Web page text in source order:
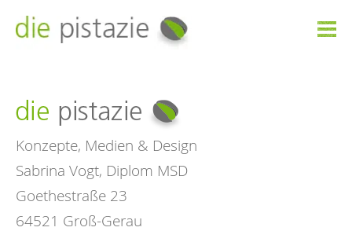

Konzepte, Medien & Design
Sabrina Vogt, Diplom MSD
Goethestraße 23
64521 Groß-Gerau